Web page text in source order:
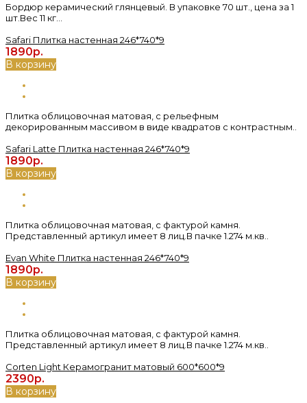
Бордюр керамический глянцевый. В упаковке 70 шт., цена за 1
шт.Вес 11 кг...
Safari Плитка настенная 246*740*9
1890р.
В корзину
Плитка облицовочная матовая, с рельефным
декорированным массивом в виде квадратов с контрастным..
Safari Latte Плитка настенная 246*740*9
1890р.
В корзину
Плитка облицовочная матовая, с фактурой камня.
Представленный артикул имеет 8 лиц.В пачке 1.274 м.кв..
Evan White Плитка настенная 246*740*9
1890р.
В корзину
Плитка облицовочная матовая, с фактурой камня.
Представленный артикул имеет 8 лиц.В пачке 1.274 м.кв..
Corten Light Керамогранит матовый 600*600*9
2390р.
В корзину